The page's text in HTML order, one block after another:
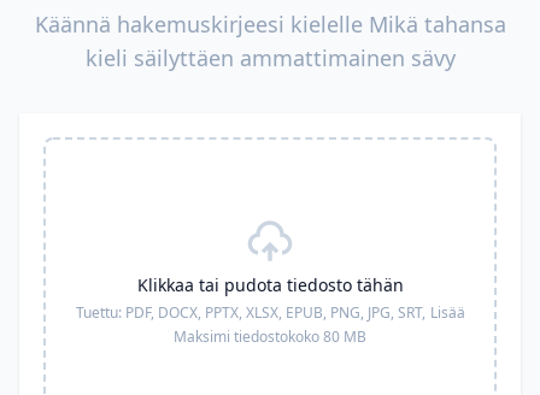
Käännä hakemuskirjeesi kielelle Mikä tahansa
kieli säilyttäen ammattimainen sävy
Klikkaa tai pudota tiedosto tähän
Tuettu: PDF, DOCX, PPTX, XLSX, EPUB, PNG, JPG, SRT, Lisää
Maksimi tiedostokoko 80 MB